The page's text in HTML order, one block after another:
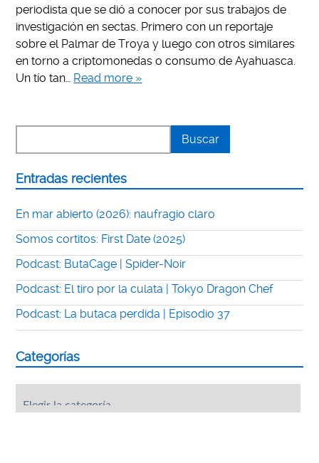
periodista que se dió a conocer por sus trabajos de
investigación en sectas. Primero con un reportaje
sobre el Palmar de Troya y luego con otros similares
en torno a criptomonedas o consumo de Ayahuasca.
Un tío tan… Read more »
Entradas recientes
En mar abierto (2026): naufragio claro
Somos cortitos: First Date (2025)
Podcast: ButaCage | Spider-Noir
Podcast: El tiro por la culata | Tokyo Dragon Chef
Podcast: La butaca perdida | Episodio 37
Categorías